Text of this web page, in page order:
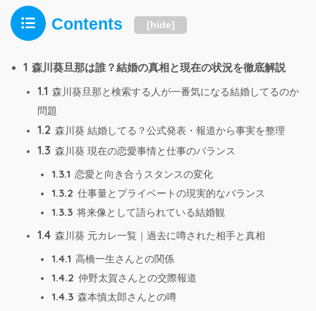
Contents [hide]
1 森川葵旦那は誰？結婚の真相と現在の状況を徹底解説
1.1 森川葵旦那と検索する人が一番気になる結婚してるのか
問題
1.2 森川葵 結婚してる？公式発表・報道から事実を整理
1.3 森川葵 現在の恋愛事情と仕事のバランス
1.3.1 恋愛と向き合うスタンスの変化
1.3.2 仕事量とプライベートの現実的なバランス
1.3.3 将来像として語られている結婚観
1.4 森川葵 元カレ一覧｜過去に噂された相手と真相
1.4.1 高橋一生さんとの関係
1.4.2 仲野太賀さんとの交際報道
1.4.3 森本慎太郎さんとの噂